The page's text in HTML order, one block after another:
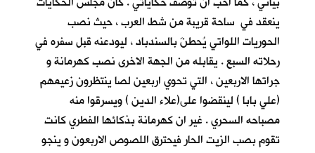
ينعقد في ساحة قريبة من شط العرب ، حيث نصب
الحوريات اللواتي يُحطنَ بالسندباد ، ليودعنه قبل سفره في
رحلاته السبع . يقابله من الجهة الاخرى نصب كهرمانة و
جراتها الاربعين ، التي تحوي اربعين لصا ينتظرون زعيمهم
(علي بابا ) لينقضوا على(علاء الدين ) ويسرقوا منه
مصباحه السحري . غير ان كهرمانة بذكائها الفطري كانت
تقوم بصب الزيت الحار فيحترق اللصوص الاربعون و ينجو